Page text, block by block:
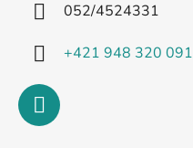
052/4524331
+421 948 320 091